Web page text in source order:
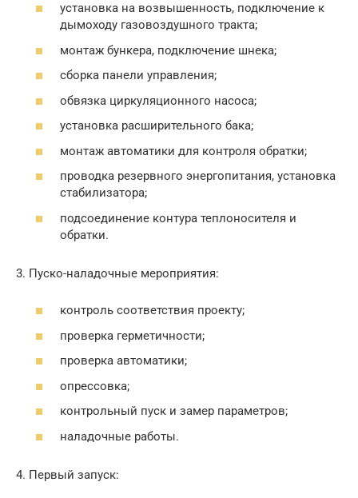
установка на возвышенность, подключение к
дымоходу газовоздушного тракта;
монтаж бункера, подключение шнека;
сборка панели управления;
обвязка циркуляционного насоса;
установка расширительного бака;
монтаж автоматики для контроля обратки;
проводка резервного энергопитания, установка
стабилизатора;
подсоединение контура теплоносителя и
обратки.
3. Пуско-наладочные мероприятия:
контроль соответствия проекту;
проверка герметичности;
проверка автоматики;
опрессовка;
контрольный пуск и замер параметров;
наладочные работы.
4. Первый запуск: